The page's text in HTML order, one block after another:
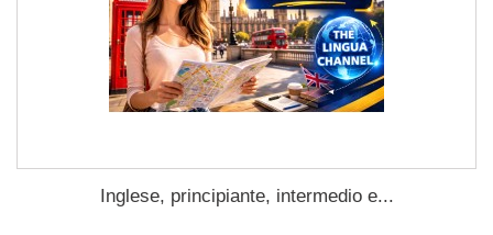
Inglese, principiante, intermedio e...